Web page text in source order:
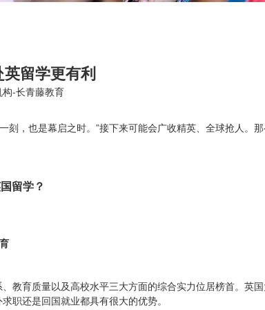
留学更有利
-长青藤教育
刻，也是幕启之时。”接下来可能会广收精英、全球抢人。
留学？
教育质量以及高校水平三大方面的综合实力位居榜首。英
职还是回国就业都具有很大的优势。